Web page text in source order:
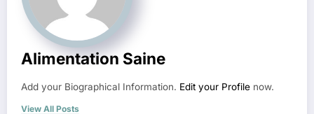
Alimentation Saine
Add your Biographical Information. Edit your Profile now.
View All Posts